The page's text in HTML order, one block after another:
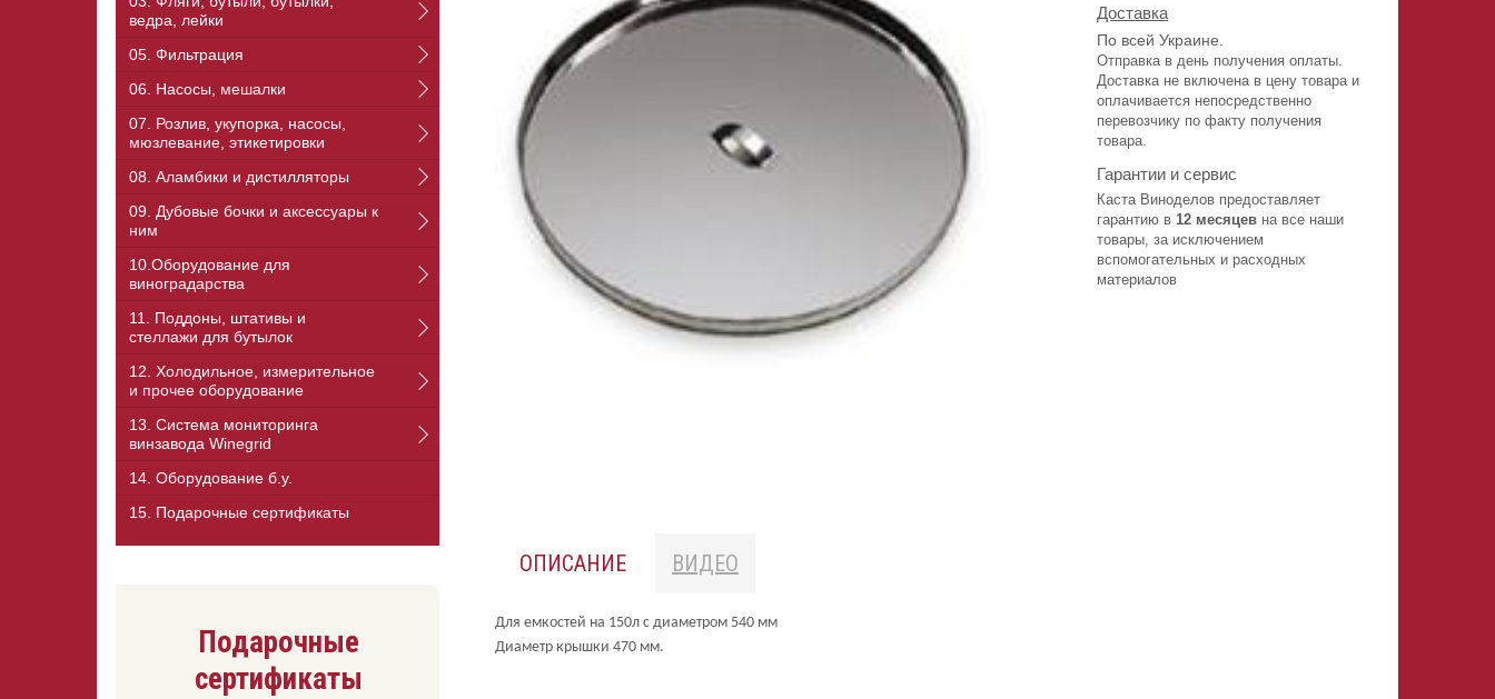
Доставка
По всей Украине.
Отправка в день получения оплаты.
Доставка не включена в цену товара и
оплачивается непосредственно
перевозчику по факту получения
товара.
Гарантии и сервис
Каста Виноделов предоставляет
гарантию в12 месяцев на все наши
товары, за исключением
вспомогательных и расходных
материалов
ОПИСАНИЕ ВИДЕО
Для емкостей на 150л с диаметром 540 мм
Диаметр крышки 470 мм.
ведра, лейки
05. Фильтрация
06. Насосы, мешалки
07. Розлив, укупорка, насосы,
мюзлевание, этикетировки
08. Аламбики и дистилляторы
09. Дубовые бочки и аксессуары к
ним
10.Оборудование для
виноградарства
11. Поддоны, штативы и
стеллажи для бутылок
12. Холодильное, измерительное
и прочее оборудование
13. Cистема мониторинга
винзавода Winegrid
14. Оборудование б.у.
15. Подарочные сертификаты
Подарочные
сертификаты